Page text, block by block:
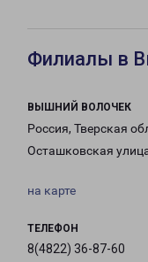
Филиалы в
ВЫШНИЙ ВОЛОЧЕК
Россия, Тверская
Осташковская
на карте
ТЕЛЕФОН
8(4822) 36-87-60